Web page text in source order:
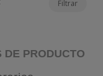
Filtrar
DE PRODUCTO